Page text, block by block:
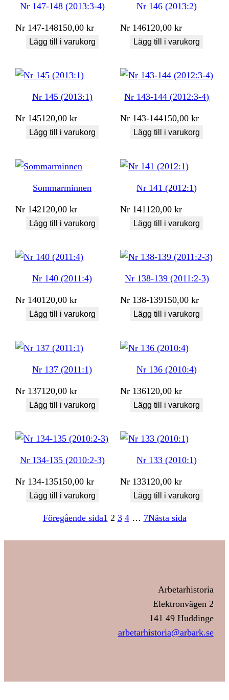
Nr 147-148 (2013:3-4)
Nr 147-148150,00kr
Lägg till i varukorg
Nr 146 (2013:2)
Nr 146120,00kr
Lägg till i varukorg
Nr 145 (2013:1)
Nr 145120,00kr
Lägg till i varukorg
Nr 143-144 (2012:3-4)
Nr 143-144150,00kr
Lägg till i varukorg
Sommarminnen
Nr 142120,00kr
Lägg till i varukorg
Nr 141 (2012:1)
Nr 141 120,00kr
Lägg till i varukorg
Nr 140 (2011:4)
Nr 140120,00kr
Lägg till i varukorg
Nr 138-139 (2011:2-3)
Nr 138-139150,00kr
Lägg till i varukorg
Nr 137 (2011:1)
Nr 137120,00kr
Lägg till i varukorg
Nr 136 (2010:4)
Nr 136120,00kr
Lägg till i varukorg
Nr 134-135 (2010:2-3)
Nr 134-135150,00kr
Lägg till i varukorg
Nr 133 (2010:1)
Nr 133120,00kr
Lägg till i varukorg
Föregående sida1 2 3 4 … 7Nästa sida
Arbetarhistoria
Elektronvägen 2
141 49 Huddinge
arbetarhistoria@arbark.se